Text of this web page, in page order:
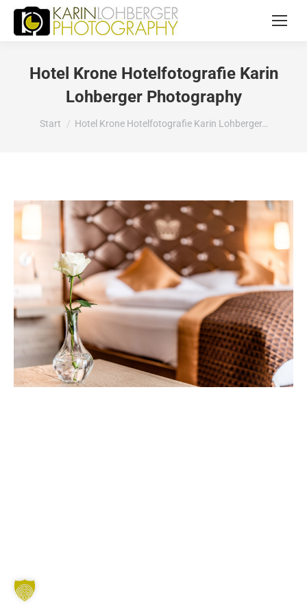
Hotel Krone Hotelfotografie Karin
Lohberger Photography
Sie befinden sich hier:
Start Hotel Krone Hotelfotografie Karin Lohberger…